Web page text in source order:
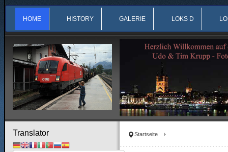
HOME HISTORY GALERIE LOKS D
Startseite
Translator